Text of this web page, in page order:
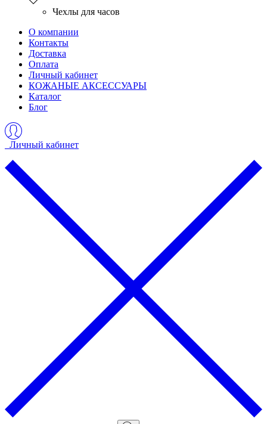
Чехлы для часов
О компании
Контакты
Доставка
Оплата
Личный кабинет
КОЖАНЫЕ АКСЕССУАРЫ
Каталог
Блог
Личный кабинет